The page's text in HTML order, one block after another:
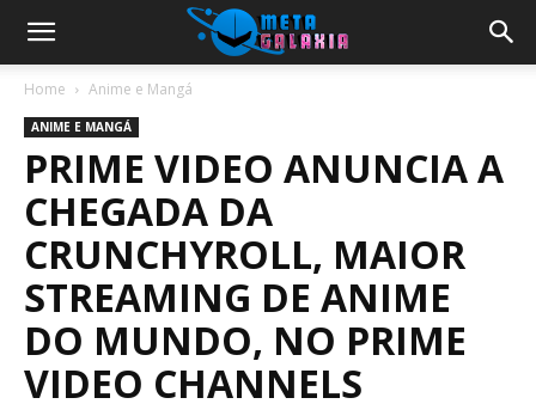
Home Anime e Mangá
ANIME E MANGÁ
PRIME VIDEO ANUNCIA A
CHEGADA DA
CRUNCHYROLL, MAIOR
STREAMING DE ANIME
DO MUNDO, NO PRIME
VIDEO CHANNELS